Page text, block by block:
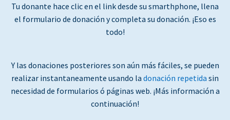
Tu donante hace clic en el link desde su smarthphone, llena
el formulario de donación y completa su donación. ¡Eso es
todo!
Y las donaciones posteriores son aún más fáciles, se pueden
realizar instantaneamente usando la donación repetida sin
necesidad de formularios ó páginas web. ¡Más información a
continuación!